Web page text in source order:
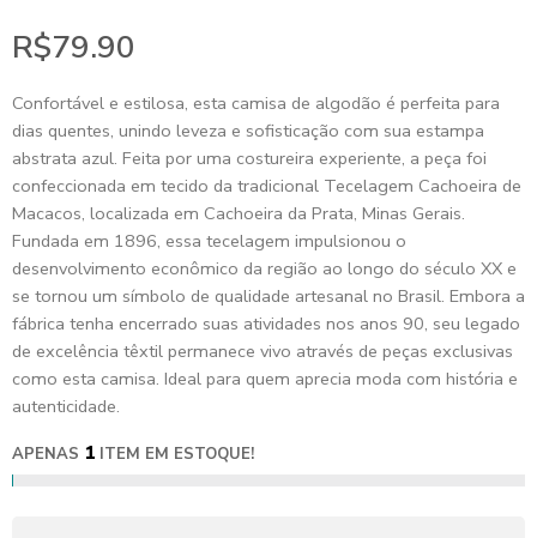
R$79.90
Confortável e estilosa, esta camisa de algodão é perfeita para
dias quentes, unindo leveza e sofisticação com sua estampa
abstrata azul. Feita por uma costureira experiente, a peça foi
confeccionada em tecido da tradicional Tecelagem Cachoeira de
Macacos, localizada em Cachoeira da Prata, Minas Gerais.
Fundada em 1896, essa tecelagem impulsionou o
desenvolvimento econômico da região ao longo do século XX e
se tornou um símbolo de qualidade artesanal no Brasil. Embora a
fábrica tenha encerrado suas atividades nos anos 90, seu legado
de excelência têxtil permanece vivo através de peças exclusivas
como esta camisa. Ideal para quem aprecia moda com história e
autenticidade.
APENAS 1 ITEM EM ESTOQUE!